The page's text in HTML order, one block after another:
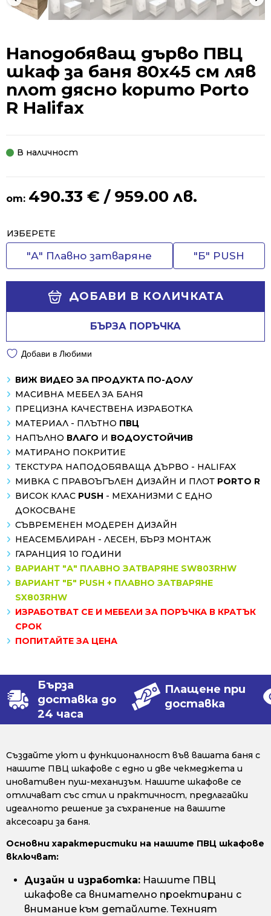
Наподобяващ дърво ПВЦ
шкаф за баня 80х45 см ляв
плот дясно корито Porto
R Halifax
В наличност
от: 490.33 € / 959.00 лв.
ИЗБЕРЕТЕ
"А" Плавно затваряне "Б" PUSH
ДОБАВИ В КОЛИЧКАТА
БЪРЗА ПОРЪЧКА
Alternative:
Добави в Любими
ВИЖ ВИДЕО ЗА ПРОДУКТА ПО-ДОЛУ
МАСИВНА МЕБЕЛ ЗА БАНЯ
ПРЕЦИЗНА КАЧЕСТВЕНА ИЗРАБОТКА
МАТЕРИАЛ - ПЛЪТНО ПВЦ
НАПЪЛНО ВЛАГО И ВОДОУСТОЙЧИВ
МАТИРАНО ПОКРИТИЕ
ТЕКСТУРА НАПОДОБЯВАЩА ДЪРВО - HALIFAX
МИВКА С ПРАВОЪГЪЛЕН ДИЗАЙН И ПЛОТ PORTO R
ВИСОК КЛАС PUSH - МЕХАНИЗМИ С ЕДНО
ДОКОСВАНЕ
СЪВРЕМЕНЕН МОДЕРЕН ДИЗАЙН
НЕАСЕМБЛИРАН - ЛЕСЕН, БЪРЗ МОНТАЖ
ГАРАНЦИЯ 10 ГОДИНИ
ВАРИАНТ "А" ПЛАВНО ЗАТВАРЯНЕ SW803RHW
ВАРИАНТ "Б" PUSH + ПЛАВНО ЗАТВАРЯНЕ
SX803RHW
ИЗРАБОТВАТ СЕ И МЕБЕЛИ ЗА ПОРЪЧКА В КРАТЪК
СРОК
ПОПИТАЙТЕ ЗА ЦЕНА
Бърза
доставка до
24 часа
Плащене при
доставка
Създайте уют и функционалност във вашата баня с
нашите ПВЦ шкафове с едно и две чекмеджета и
иновативен пуш-механизъм. Нашите шкафове се
отличават със стил и практичност, предлагайки
идеалното решение за съхранение на вашите
аксесоари за баня.
Основни характеристики на нашите ПВЦ шкафове
включват:
Дизайн и изработка: Нашите ПВЦ
шкафове са внимателно проектирани с
внимание към детайлите. Техният